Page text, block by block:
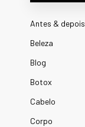
Antes & depois
Beleza
Blog
Botox
Cabelo
Corpo